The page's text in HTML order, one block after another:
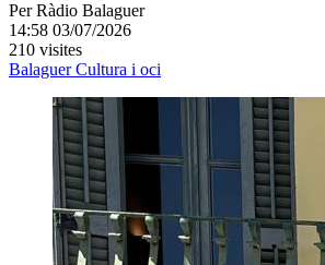
Per Ràdio Balaguer
14:58 03/07/2026
210 visites
BalaguerCultura i oci